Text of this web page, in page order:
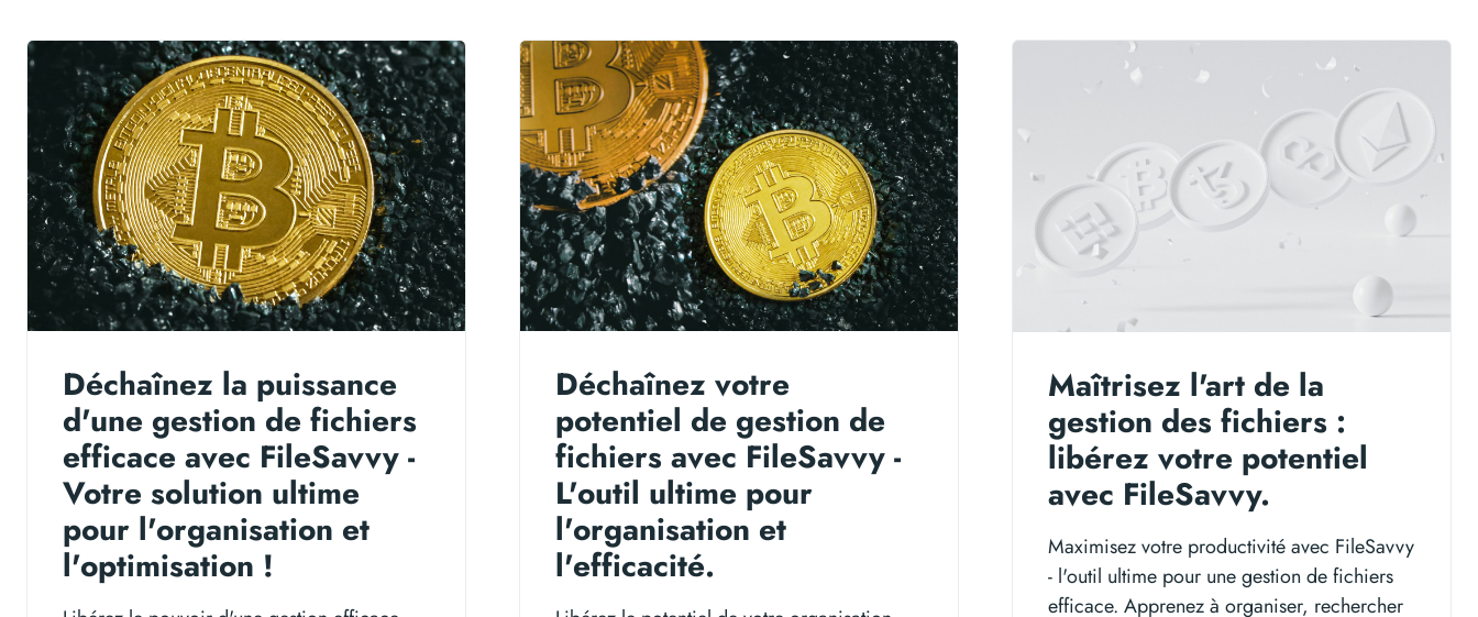
Déchaînez la puissance
d'une gestion de fichiers
efficace avec FileSavvy -
Votre solution ultime
pour l'organisation et
l'optimisation !
Déchaînez votre
potentiel de gestion de
fichiers avec FileSavvy -
L'outil ultime pour
l'organisation et
l'efficacité.
Maîtrisez l'art de la
gestion des fichiers :
libérez votre potentiel
avec FileSavvy.
Maximisez votre productivité avec FileSavvy
- l'outil ultime pour une gestion de fichiers
efficace. Apprenez à organiser, rechercher